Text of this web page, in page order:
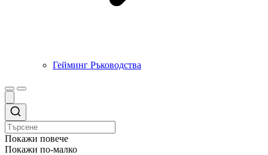
Гейминг Ръководства
Покажи повече
Покажи по-малко